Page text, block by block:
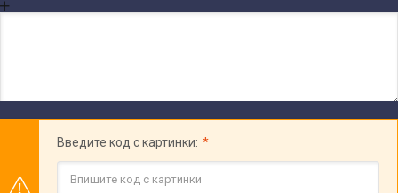
Введите код с картинки: